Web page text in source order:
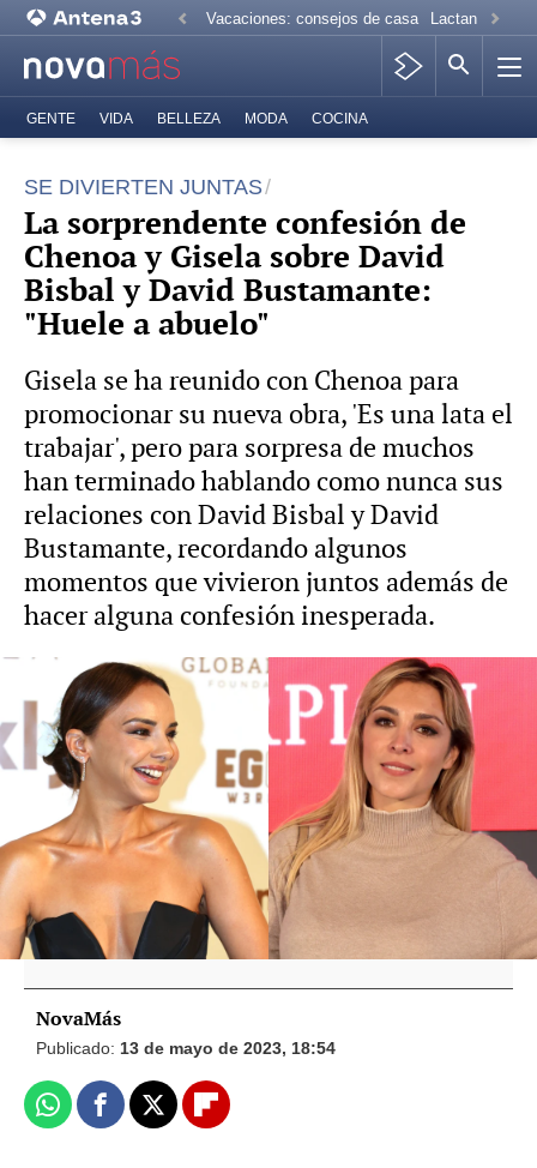
Vacaciones: consejos de casa Lactancia
GENTE VIDA BELLEZA MODA COCINA
SE DIVIERTEN JUNTAS
La sorprendente confesión de
Chenoa y Gisela sobre David
Bisbal y David Bustamante:
"Huele a abuelo"
Gisela se ha reunido con Chenoa para
promocionar su nueva obra, 'Es una lata el
trabajar', pero para sorpresa de muchos
han terminado hablando como nunca sus
relaciones con David Bisbal y David
Bustamante, recordando algunos
momentos que vivieron juntos además de
hacer alguna confesión inesperada.
Gisela opina sobre lo que Chenoa dijo de
su amistad con Rosa López: "Bien dicho
está"
Chenoa se sincera sobre su relación con
Rosa López y confiesa quiénes sí son sus
amigos de 'OT'
NovaMás
Publicado: 13 de mayo de 2023, 18:54
WhatsappFacebook
X Flipboard